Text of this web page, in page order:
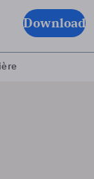
Download